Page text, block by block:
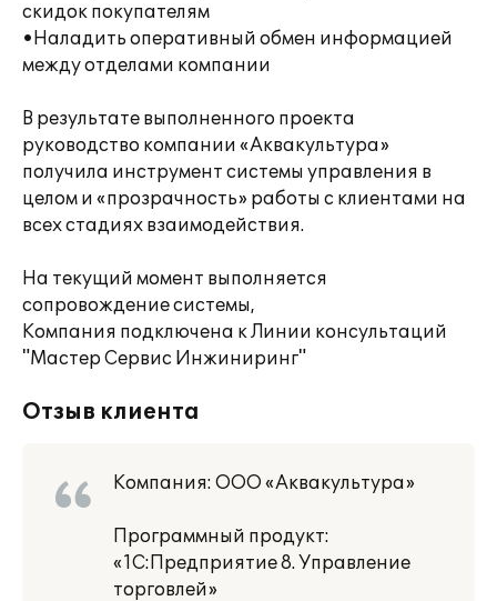
скидок покупателям
•Наладить оперативный обмен информацией
между отделами компании
В результате выполненного проекта
руководство компании «Аквакультура»
получила инструмент системы управления в
целом и «прозрачность» работы с клиентами на
всех стадиях взаимодействия.
На текущий момент выполняется
сопровождение системы,
Компания подключена к Линии консультаций
"Мастер Сервис Инжиниринг"
Отзыв клиента
Компания: ООО «Аквакультура»
Программный продукт:
«1С:Предприятие 8. Управление
торговлей»